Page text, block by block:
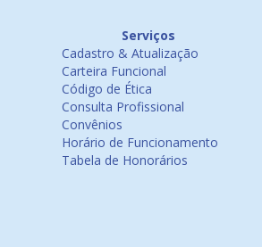
Serviços
Cadastro & Atualização
Carteira Funcional
Código de Ética
Consulta Profissional
Convênios
Horário de Funcionamento
Tabela de Honorários